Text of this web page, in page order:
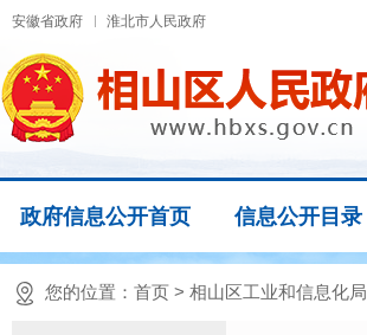
安徽省政府 淮北市人民政府
政府信息公开首页 信息公开目录
您的位置： 首页 > 相山区工业和信息化局